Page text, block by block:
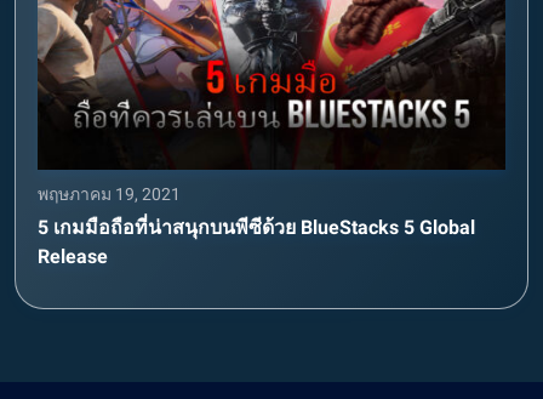
พฤษภาคม 19, 2021
5 เกมมือถือที่น่าสนุกบนพีซีด้วย BlueStacks 5 Global
Release